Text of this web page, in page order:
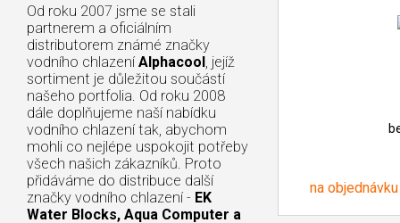
Od roku 2007 jsme se stali
partnerem a oficiálním
distributorem známé značky
vodního chlazení Alphacool, jejíž
sortiment je důležitou součástí
našeho portfolia. Od roku 2008
dále doplňujeme naší nabídku
vodního chlazení tak, abychom
mohli co nejlépe uspokojit potřeby
všech našich zákazníků. Proto
přidáváme do distribuce další
značky vodního chlazení - EK
Water Blocks, Aqua Computer a
na objednávku